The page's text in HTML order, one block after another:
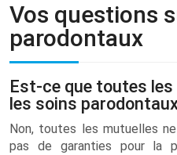
Vos questions
parodontaux
Est-ce que toutes
les soins
Non, toutes les mutuelles
pas de garanties pour la